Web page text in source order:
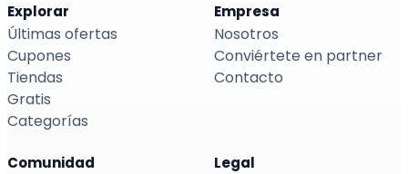
Explorar
Últimas ofertas
Cupones
Tiendas
Gratis
Categorías
Empresa
Nosotros
Conviértete en partner
Contacto
Comunidad Legal